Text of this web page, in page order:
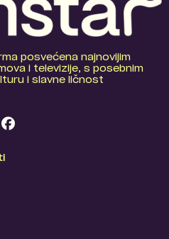
posvećena najnovijim
i televizije, s posebnim
i slavne ličnost